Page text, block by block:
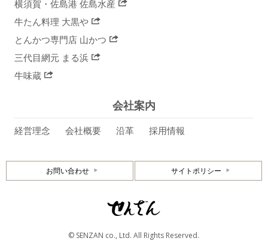
横須賀・佐島港 佐島水産
牛たん料理 大黒や
とんかつ専門店 山かつ
三代目網元 まる浜
牛味蔵
会社案内
経営理念 会社概要 沿革 採用情報
お問い合わせ サイトポリシー
© SENZAN co., Ltd. All Rights Reserved.